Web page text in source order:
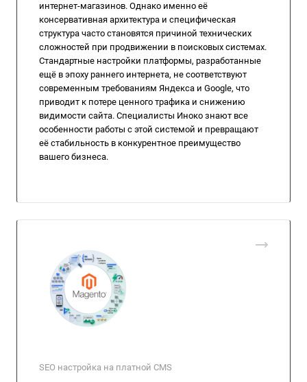
интернет-магазинов. Однако именно её
консервативная архитектура и специфическая
структура часто становятся причиной технических
сложностей при продвижении в поисковых системах.
Стандартные настройки платформы, разработанные
ещё в эпоху раннего интернета, не соответствуют
современным требованиям Яндекса и Google, что
приводит к потере ценного трафика и снижению
видимости сайта. Специалисты Иноко знают все
особенности работы с этой системой и превращают
её стабильность в конкурентное преимущество
вашего бизнеса.
SEO настройка на платной CMS